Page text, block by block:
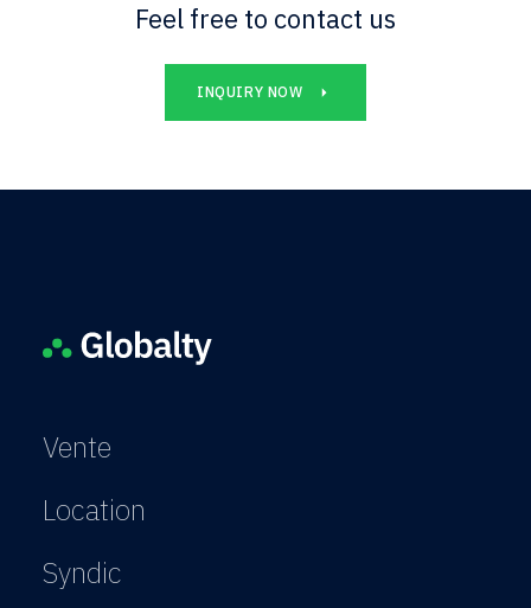
Feel free to contact us
INQUIRY NOW
Vente
Location
Syndic